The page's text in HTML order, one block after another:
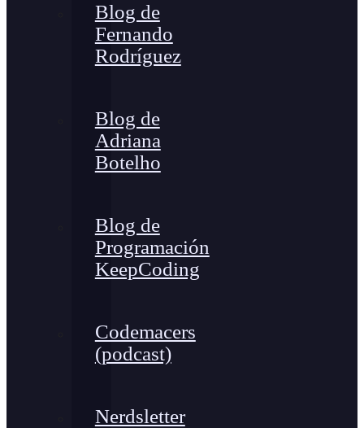
Blog de
Fernando
Rodríguez
Blog de
Adriana
Botelho
Blog de
Programación
KeepCoding
Codemacers
(podcast)
Nerdsletter